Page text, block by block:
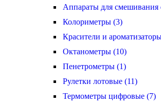
Аппараты для смешивания
Колориметры (3)
Красители и
Октанометры (10)
Пенетрометры (1)
Рулетки лотовые (11)
Термометры цифровые (7)